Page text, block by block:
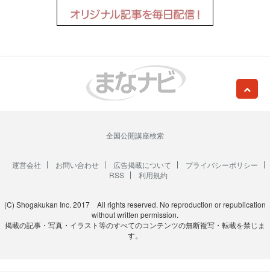
全国公開講座検索
運営会社 お問い合わせ 広告掲載について
プライバシーポリシー
RSS
利用規約
(C) Shogakukan Inc. 2017 All rights reserved. No reproduction or republication
without written permission.
掲載の記事・写真・イラスト等のすべてのコンテンツの無断複写・転載を禁じま
す。